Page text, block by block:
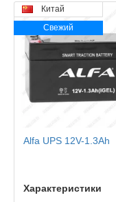
Китай
Свежий
Alfa UPS 12V-1.3Ah
Характеристики